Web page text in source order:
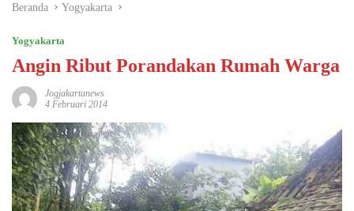
Beranda Yogyakarta
Yogyakarta
Angin Ribut Porandakan Rumah Warga
Jogjakartanews
4 Februari 2014